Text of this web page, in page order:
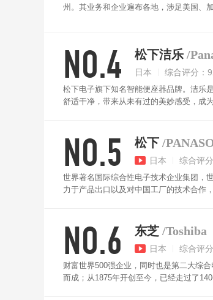
州。其业务和企业遍布各地，涉足美国、
NO.4 松下洁乐 /
日本 综合评分：
松下电子旗下知名智能便座器品牌。洁乐
舒适干净，带来从未有过的美妙感受，成
NO.5 松下 /
日本 综合评
世界著名国际综合性电子技术企业集团，
力于产品出口以及对中国工厂的技术合作
NO.6 东芝 /Toshiba
日本 综合评
财富世界500强企业，同时也是第二大综
而成；从1875年开创至今，已经走过了